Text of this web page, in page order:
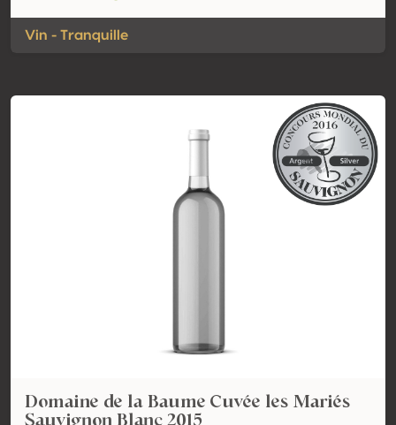
Vin - Tranquille
Domaine de la Baume Cuvée les Mariés
Sauvignon Blanc 2015